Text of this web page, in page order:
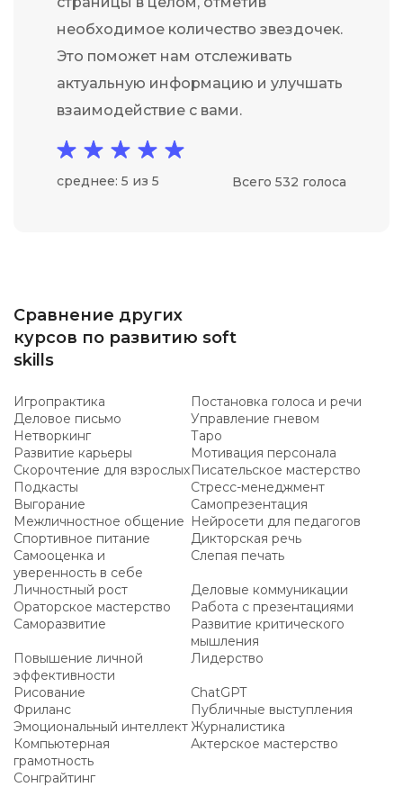
необходимое количество звездочек.
Это поможет нам отслеживать
актуальную информацию и улучшать
взаимодействие с вами.
среднее: 5 из 5 Всего 532 голоса
Сравнение других
курсов по развитию soft
skills
Игропрактика
Постановка голоса и речи
Деловое письмо
Управление гневом
Нетворкинг
Таро
Развитие карьеры
Мотивация персонала
Скорочтение для взрослыхПисательское мастерство
Подкасты
Стресс-менеджмент
Выгорание
Самопрезентация
Межличностное общение Нейросети для педагогов
Спортивное питание
Дикторская речь
Самооценка и
уверенность в себе
Слепая печать
Личностный рост
Деловые коммуникации
Ораторское мастерство
Работа с презентациями
Саморазвитие
Развитие критического
мышления
Повышение личной
эффективности
Лидерство
Рисование
ChatGPT
Фриланс
Публичные выступления
Эмоциональный интеллект Журналистика
Компьютерная
грамотность
Актерское мастерство
Сонграйтинг